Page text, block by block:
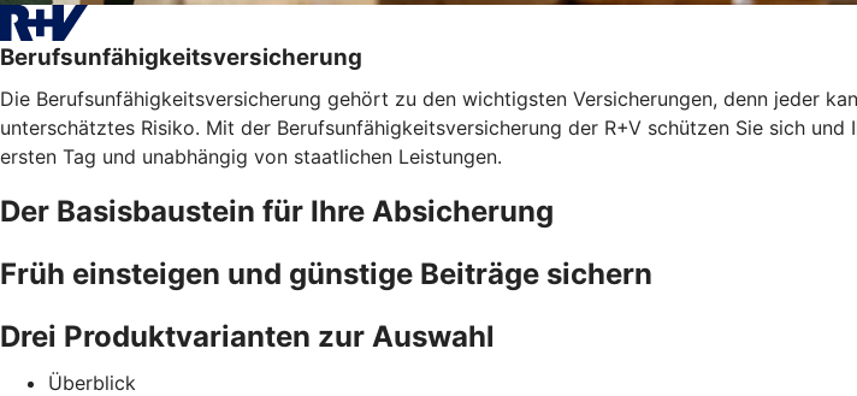
Berufsunfähigkeitsversicherung
Die Berufsunfähigkeitsversicherung gehört zu den wichtigsten Versicherungen, denn jeder
unterschätztes Risiko. Mit der Berufsunfähigkeitsversicherung der R+V schützen Sie sich
ersten Tag und unabhängig von staatlichen Leistungen.
Der Basisbaustein für Ihre Absicherung
Früh einsteigen und günstige Beiträge sichern
Drei Produktvarianten zur Auswahl
Überblick